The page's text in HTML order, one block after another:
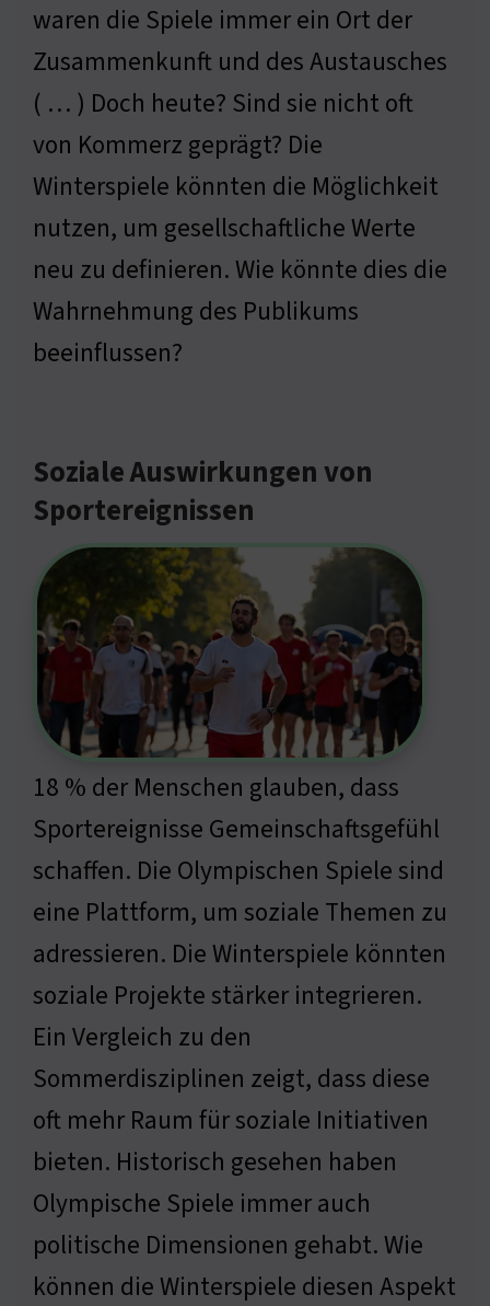
waren die Spiele immer ein Ort der
Zusammenkunft und des Austausches
( … ) Doch heute? Sind sie nicht oft
von Kommerz geprägt? Die
Winterspiele könnten die Möglichkeit
nutzen, um gesellschaftliche Werte
neu zu definieren. Wie könnte dies die
Wahrnehmung des Publikums
beeinflussen?
Soziale Auswirkungen von
Sportereignissen
18 % der Menschen glauben, dass
Sportereignisse Gemeinschaftsgefühl
schaffen. Die Olympischen Spiele sind
eine Plattform, um soziale Themen zu
adressieren. Die Winterspiele könnten
soziale Projekte stärker integrieren.
Ein Vergleich zu den
Sommerdisziplinen zeigt, dass diese
oft mehr Raum für soziale Initiativen
bieten. Historisch gesehen haben
Olympische Spiele immer auch
politische Dimensionen gehabt. Wie
können die Winterspiele diesen Aspekt